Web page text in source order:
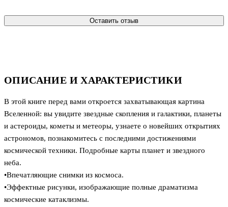
ОПИСАНИЕ И ХАРАКТЕРИСТИКИ
В этой книге перед вами откроется захватывающая картина
Вселенной: вы увидите звездные скопления и галактики, планеты
и астероиды, кометы и метеоры, узнаете о новейших открытиях
астрономов, познакомитесь с последними достижениями
космической техники. Подробные карты планет и звездного
неба.
•Впечатляющие снимки из космоса.
•Эффектные рисунки, изображающие полные драматизма
космические катаклизмы.
Оставить отзыв